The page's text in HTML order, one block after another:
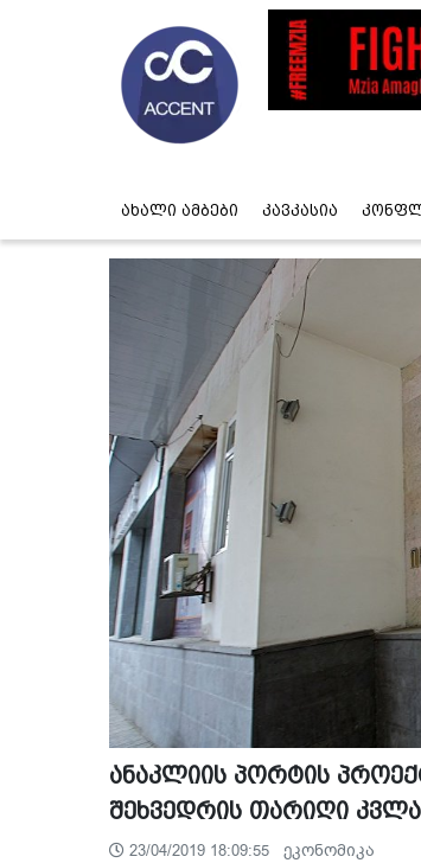
ახალი ამბები კავკასია
ანაკლიის პორტის
შეხვედრის თარიღი
23/04/2019 18:09:55 ეკონომიკა